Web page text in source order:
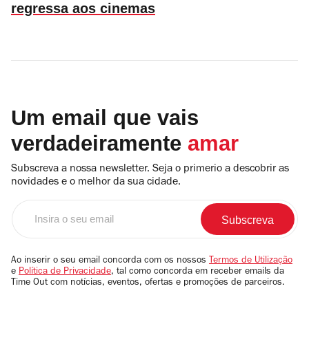
regressa aos cinemas
Um email que vais
verdadeiramente amar
Subscreva a nossa newsletter. Seja o primerio a descobrir as
novidades e o melhor da sua cidade.
email
Ao inserir o seu email concorda com os nossos Termos de Utilização
e Política de Privacidade, tal como concorda em receber emails da
Time Out com notícias, eventos, ofertas e promoções de parceiros.